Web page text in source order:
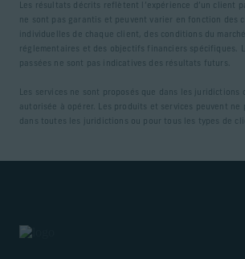
Les résultats décrits reflètent l’expérience d’un client
ne sont pas garantis et peuvent varier en fonction des
individuelles de chaque client, des conditions du
réglementaires et des objectifs financiers spécifiques.
passées ne sont pas indicatives des résultats futurs.
Les services ne sont proposés que dans les juridictions
autorisée à opérer. Les produits et services peuvent ne
dans toutes les juridictions ou pour tous les types de